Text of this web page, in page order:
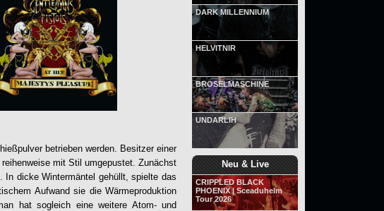
DARK MILLENNIUM
HELVITNIR
BRÖSELMASCHINE
UNDARLIH
Neu & Live
CRIPPLED BLACK
PHOENIX | Sceaduhelm
Tour 2026
betrieben werden. Besitzer einer
mit Stil umgepustet. Zunächst
In dicke Wintermäntel gehüllt, spielte das
Aufwand sie die Wärmeproduktion
hat sogleich eine weitere Atom- und